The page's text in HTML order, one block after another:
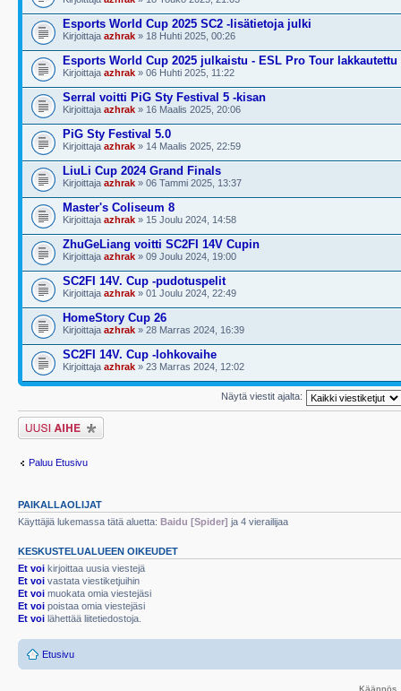
Esports World Cup 2025 SC2 -lisätietoja julki
Kirjoittaja azhrak » 18 Huhti 2025, 00:26
Esports World Cup 2025 julkaistu - ESL Pro Tour lakkautettu
Kirjoittaja azhrak » 06 Huhti 2025, 11:22
Serral voitti PiG Sty Festival 5 -kisan
Kirjoittaja azhrak » 16 Maalis 2025, 20:06
PiG Sty Festival 5.0
Kirjoittaja azhrak » 14 Maalis 2025, 22:59
LiuLi Cup 2024 Grand Finals
Kirjoittaja azhrak » 06 Tammi 2025, 13:37
Master's Coliseum 8
Kirjoittaja azhrak » 15 Joulu 2024, 14:58
ZhuGeLiang voitti SC2FI 14V Cupin
Kirjoittaja azhrak » 09 Joulu 2024, 19:00
SC2FI 14V. Cup -pudotuspelit
Kirjoittaja azhrak » 01 Joulu 2024, 22:49
HomeStory Cup 26
Kirjoittaja azhrak » 28 Marras 2024, 16:39
SC2FI 14V. Cup -lohkovaihe
Kirjoittaja azhrak » 23 Marras 2024, 12:02
Näytä viestit ajalta:
Lähetä uusi viesti
Paluu Etusivu
PAIKALLAOLIJAT
Käyttäjiä lukemassa tätä aluetta: Baidu [Spider] ja 4 vierailijaa
KESKUSTELUALUEEN OIKEUDET
Et voi kirjoittaa uusia viestejä
Et voi vastata viestiketjuihin
Et voi muokata omia viestejäsi
Et voi poistaa omia viestejäsi
Et voi lähettää liitetiedostoja.
Etusivu